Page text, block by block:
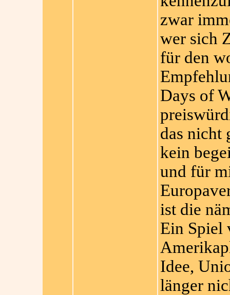
zwar
wer sich
für den
Days of
das nicht
kein
und für
ist die
Ein Spiel
Idee,
länger